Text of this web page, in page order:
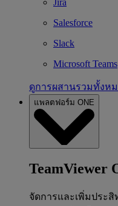
Jira
Salesforce
Slack
Microsoft Teams
ดูการผสานรวมทั้งห
แพลตฟอร์ม ONE
TeamViewer
จัดการและเพิ่มประ